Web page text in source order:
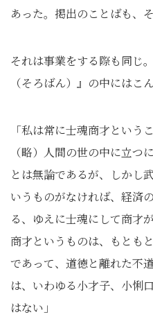
あった。掲出のことばも、
それは事業をする際も同じ
（そろばん）』の中にはこ
「私は常に士魂商才という
（略）人間の世の中に立つ
とは無論であるが、しかし
いうものがなければ、経済
る、ゆえに士魂にして商才
商才というものは、もとも
であって、道徳と離れた不
は、いわゆる小才子、小悧
はない」